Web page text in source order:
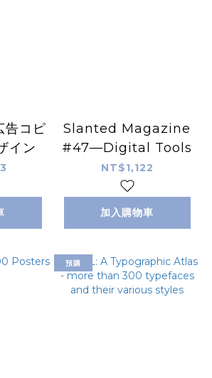
コピ
イン
Slanted Magazine
#47—Digital Tools
NT$1,122
加入購物車
預購